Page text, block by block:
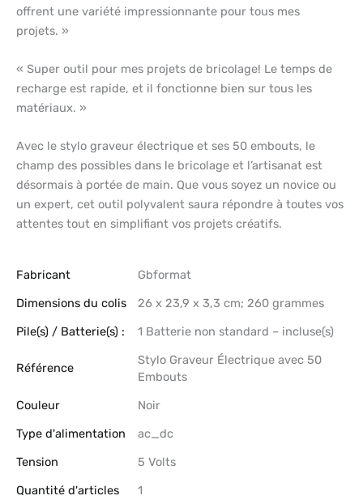
offrent une variété impressionnante pour tous mes
projets. »
« Super outil pour mes projets de bricolage! Le temps de
recharge est rapide, et il fonctionne bien sur tous les
matériaux. »
Avec le stylo graveur électrique et ses 50 embouts, le
champ des possibles dans le bricolage et l’artisanat est
désormais à portée de main. Que vous soyez un novice ou
un expert, cet outil polyvalent saura répondre à toutes vos
attentes tout en simplifiant vos projets créatifs.
Fabricant
‎Gbformat
Dimensions du colis
‎26 x 23,9 x 3,3 cm; 260 grammes
Pile(s) / Batterie(s) :
‎1 Batterie non standard – incluse(s)
Référence
‎Stylo Graveur Électrique avec 50
Embouts
Couleur
‎Noir
Type d'alimentation
‎ac_dc
Tension
‎5 Volts
Quantité d'articles
‎1